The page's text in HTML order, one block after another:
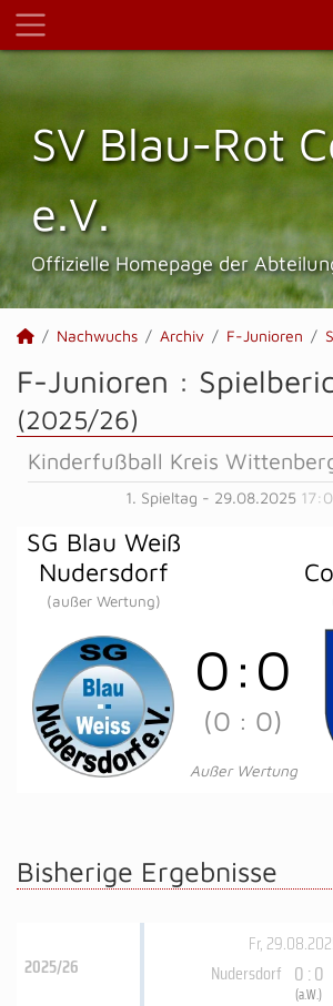
SV Blau-Rot
e.V.
Offizielle Homepage der
Nachwuchs Archiv F-Junioren
F-Junioren :
(2025/26)
Kinderfußball Kreis
1. Spieltag - 29.08.2025
SG Blau Weiß
Nudersdorf
(außer Wertung)
0 : 0
(0 : 0)
Außer Wertung
Bisherige Ergebnisse
2025/26
Fr,
Nudersdorf 0 : 0
(a.W.)